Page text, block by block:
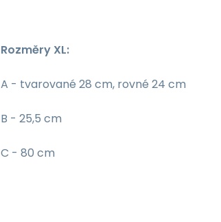
Rozměry XL:
A - tvarované 28 cm, rovné 24 cm
B - 25,5 cm
C - 80 cm